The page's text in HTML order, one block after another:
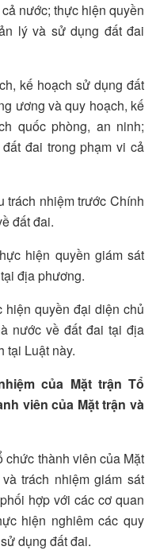
nước; thực hiện quyền
lý và sử dụng đất đai
kế hoạch sử dụng đất
ương và quy hoạch, kế
quốc phòng, an ninh;
đai trong phạm vi cả
trách nhiệm trước Chính
đất đai.
hiện quyền giám sát
địa phương.
hiện quyền đại diện chủ
nước về đất đai tại địa
tại Luật này.
của Mặt trận Tổ
viên của Mặt trận và
chức thành viên của Mặt
trách nhiệm giám sát
hợp với các cơ quan
hiện nghiêm các quy
dụng đất đai.